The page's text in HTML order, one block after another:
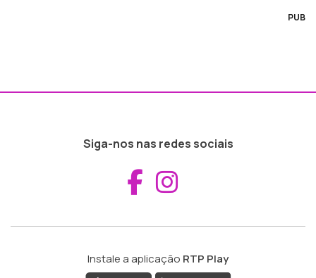
PUB
Siga-nos nas redes sociais
Aceder ao
Instale a aplicação RTP Play